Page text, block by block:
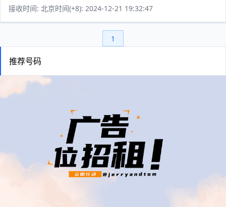
接收时间: 北京时间(+8): 2024-12-21 19:32:47
1
推荐号码